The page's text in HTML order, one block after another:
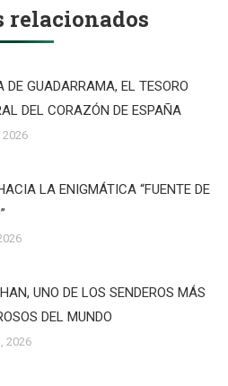
relacionados
DE GUADARRAMA, EL TESORO
DEL CORAZÓN DE ESPAÑA
2026
LA ENIGMÁTICA “FUENTE DE
UNO DE LOS SENDEROS MÁS
DEL MUNDO
2026